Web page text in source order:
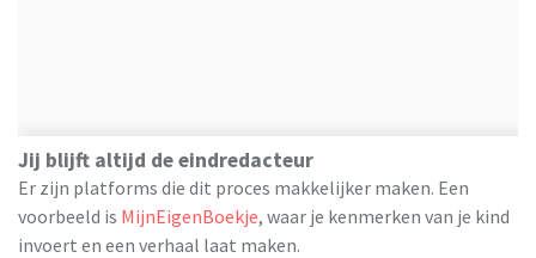
Jij blijft altijd de eindredacteur
Er zijn platforms die dit proces makkelijker maken. Een
voorbeeld is MijnEigenBoekje, waar je kenmerken van je kind
invoert en een verhaal laat maken.